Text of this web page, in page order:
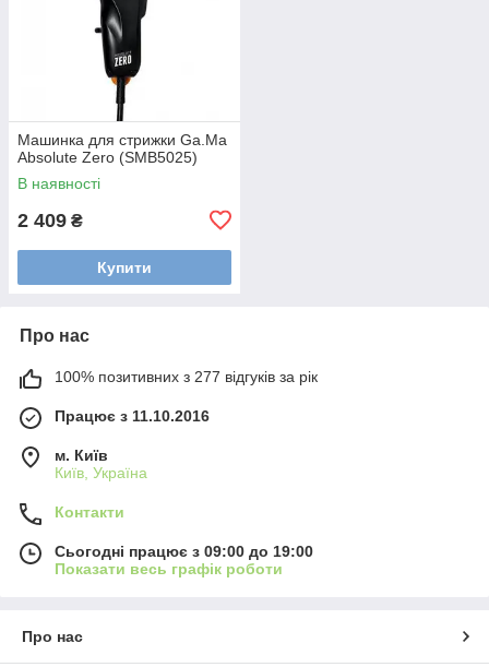
Машинка для стрижки Ga.Ma
Absolute Zero (SMB5025)
В наявності
2 409 ₴
Купити
Про нас
100% позитивних з 277 відгуків за рік
Працює з 11.10.2016
м. Київ
Київ, Україна
Контакти
Сьогодні працює з 09:00 до 19:00
Показати весь графік роботи
Про нас